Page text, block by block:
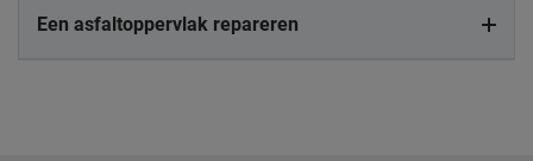
Een asfaltoppervlak repareren